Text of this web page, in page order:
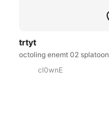
trtyt
octoling enemt 02 splatoon
cl0wnE